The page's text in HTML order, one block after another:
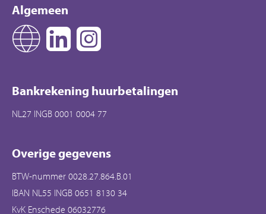
Algemeen
Bankrekening huurbetalingen
NL27 INGB 0001 0004 77
Overige gegevens
BTW-nummer 0028.27.864.B.01
IBAN NL55 INGB 0651 8130 34
KvK Enschede 06032776